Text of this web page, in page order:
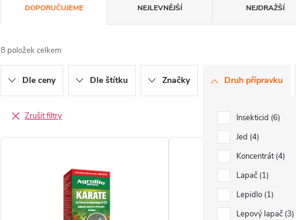
a
z
e
n
p
DOPORUČUJEME NEJLEVNĚJŠÍ NEJDRAŽŠÍ
8 položek celkem
Dle ceny Dle štítku Značky Druh přípravku
Insekticid 6
Jed 4
Koncentrát 4
Lapač 1
Lepidlo 1
Lepový lapač 3
Zrušit filtry